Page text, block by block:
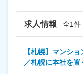
小樽商科大
地域で
展開・組織
求人情報 全1件
【札幌】マンシ
／札幌に本社を